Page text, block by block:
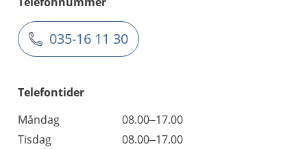
035-16 11 30
Telefontider
Måndag
08.00–17.00
Tisdag
08.00–17.00